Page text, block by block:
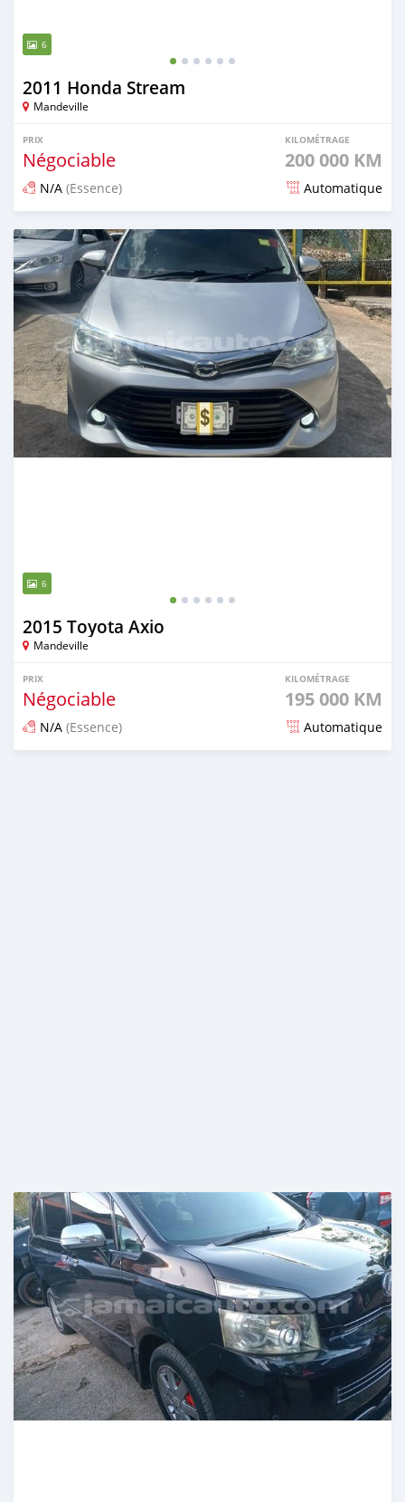
6
2011 Honda Stream
Mandeville
PRIX
Négociable
KILOMÉTRAGE
200 000 KM
N/A (Essence) Automatique
Publié il y a 3 mois
6
2015 Toyota Axio
Mandeville
PRIX
Négociable
KILOMÉTRAGE
195 000 KM
N/A (Essence) Automatique